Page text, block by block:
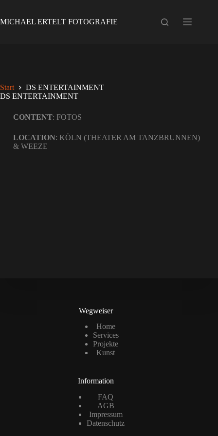
MICHAEL ERTELT FOTOGRAFIE
Start
DS ENTERTAINMENT
DS ENTERTAINMENT
CONTENT: FOTOS
LOCATION: KÖLN (THEATER AM TANZBRUNNEN)
& WEEZE
Wegweiser
Home
Services
Projekte
Kunst
Information
FAQ
AGB
Impressum
Datenschutz